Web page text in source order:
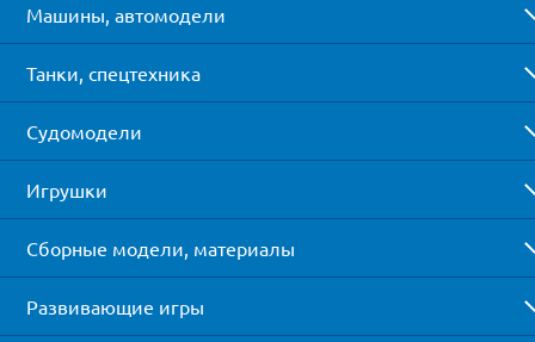
Машины, автомодели
Танки, спецтехника
Судомодели
Игрушки
Сборные модели, материалы
Развивающие игры